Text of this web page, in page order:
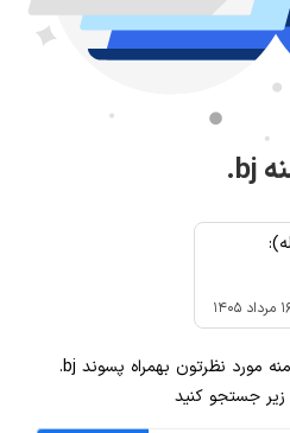
.bj
مورد نظرتون بهمراه پسوند .bj